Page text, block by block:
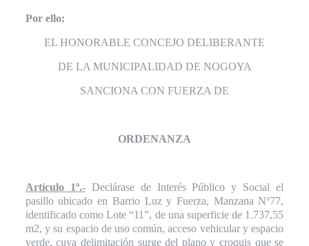
Por ello:
EL HONORABLE CONCEJO DELIBERANTE
DE LA MUNICIPALIDAD DE NOGOYA
SANCIONA CON FUERZA DE
ORDENANZA
Artículo 1º.-Declárase de Interés Público y Social el
pasillo ubicado en Barrio Luz y Fuerza, Manzana Nº77,
identificado como Lote “11”, de una superficie de 1.737,55
m2, y su espacio de uso común, acceso vehicular y espacio
verde, cuya delimitación surge del plano y croquis que se